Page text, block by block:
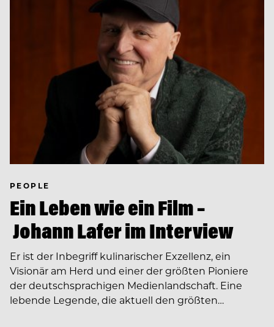
PEOPLE
Ein Leben wie ein Film –
Johann Lafer im Interview
Er ist der Inbegriff kulinarischer Exzellenz, ein
Visionär am Herd und einer der größten Pioniere
der deutschsprachigen Medienlandschaft. Eine
lebende Legende, die aktuell den größten…